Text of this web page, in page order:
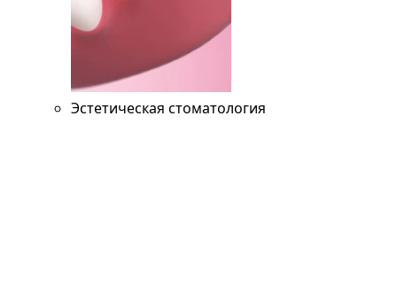
Эстетическая стоматология